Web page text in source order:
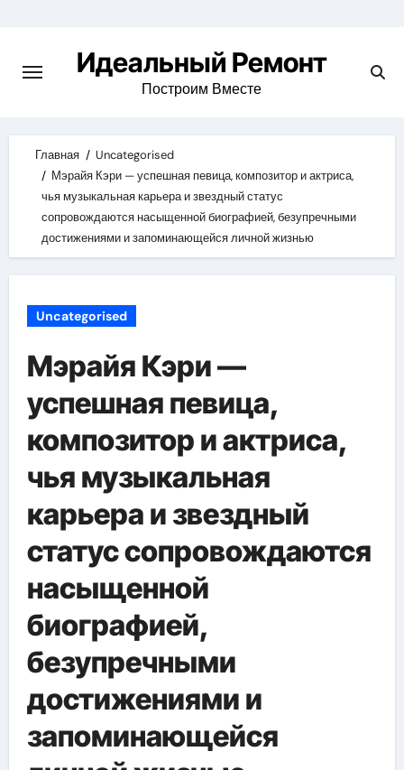
content
Идеальный Ремонт
Построим Вместе
Главная
Uncategorised
Мэрайя Кэри — успешная певица, композитор и актриса,
чья музыкальная карьера и звездный статус
сопровождаются насыщенной биографией, безупречными
достижениями и запоминающейся личной жизнью
Uncategorised
Мэрайя Кэри —
успешная певица,
композитор и актриса,
чья музыкальная
карьера и звездный
статус сопровождаются
насыщенной
биографией,
безупречными
достижениями и
запоминающейся